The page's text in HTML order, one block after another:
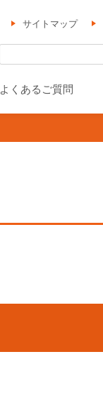
サイトマップ
よくあるご質問